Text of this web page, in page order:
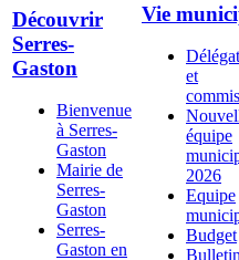
Découvrir
Serres-
Gaston
Bienvenue
à Serres-
Gaston
Mairie de
Serres-
Gaston
Serres-
Gaston en
Vie
et
équipe
2026
Equipe
Budget